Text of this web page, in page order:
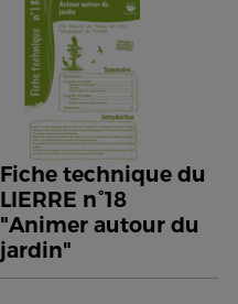
Fiche technique du
LIERRE n°18
"Animer autour du
jardin"